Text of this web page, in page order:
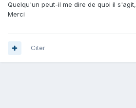
Quelqu'un peut-il me dire de quoi il s'agit,
Merci
Citer